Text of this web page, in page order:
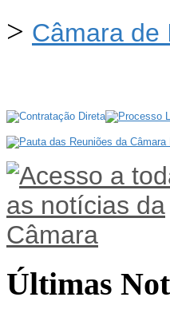
> Câmara de
Últimas